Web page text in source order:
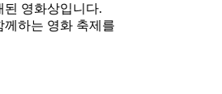
된 영화상입니다.
께하는 영화 축제를